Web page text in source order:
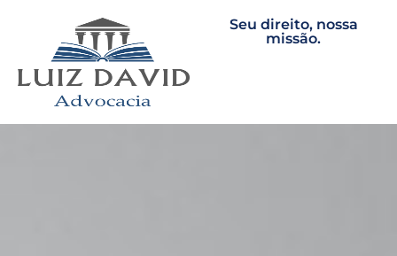
Seu direito, nossa
missão.